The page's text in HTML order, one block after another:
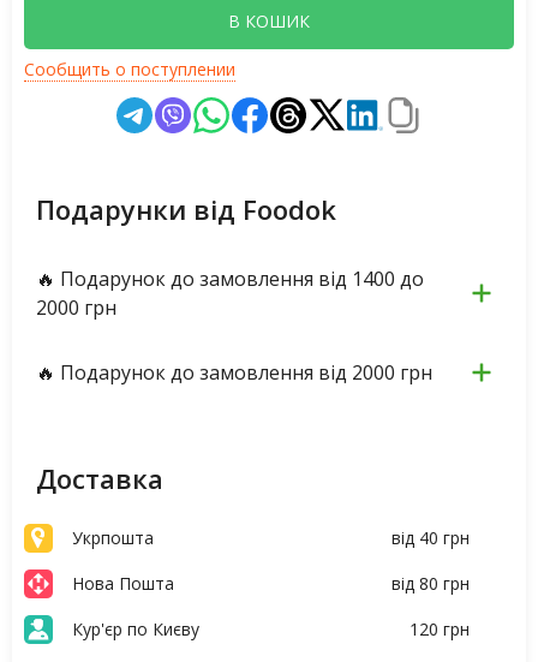
В КОШИК
Сообщить о поступлении
Подарунки від Foodok
🔥 Подарунок до замовлення від 1400 до
2000 грн
🔥 Подарунок до замовлення від 2000 грн
Доставка
Укрпошта
від 40 грн
Нова Пошта
від 80 грн
Кур'єр по Києву
120 грн